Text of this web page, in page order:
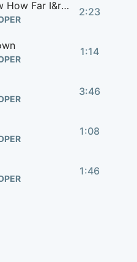
You Don&rsquo;t Know How Far I&rsquo;ll Go 2:23
1:14
3:46
1:08
1:46